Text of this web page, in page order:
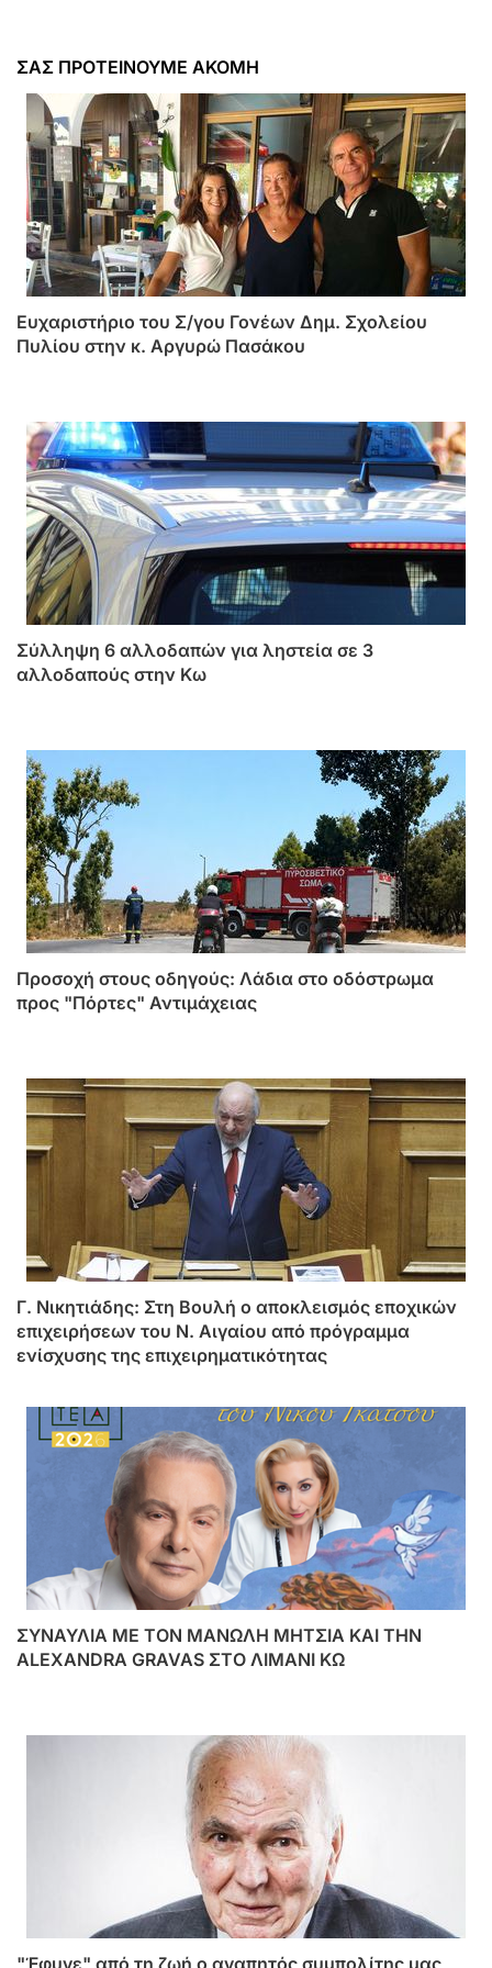
ΣΑΣ ΠΡΟΤΕΙΝΟΥΜΕ ΑΚΟΜΗ
Ευχαριστήριο του Σ/γου Γονέων Δημ. Σχολείου
Πυλίου στην κ. Αργυρώ Πασάκου
Σύλληψη 6 αλλοδαπών για ληστεία σε 3
αλλοδαπούς στην Κω
Προσοχή στους οδηγούς: Λάδια στο οδόστρωμα
προς "Πόρτες" Αντιμάχειας
Γ. Νικητιάδης: Στη Βουλή ο αποκλεισμός εποχικών
επιχειρήσεων του Ν. Αιγαίου από πρόγραμμα
ενίσχυσης της επιχειρηματικότητας
ΣΥΝΑΥΛΙΑ ΜΕ ΤΟΝ ΜΑΝΩΛΗ ΜΗΤΣΙΑ ΚΑΙ ΤΗΝ
ALEXANDRA GRAVAS ΣΤΟ ΛΙΜΑΝΙ ΚΩ